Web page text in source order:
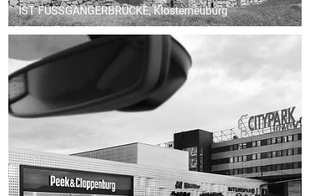
IST FUSSGÄNGERBRÜCKE , Klosterneuburg